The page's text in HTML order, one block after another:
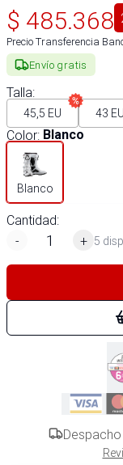
$ 485.368
Precio Transferencia
Envío gratis
Talla:
45,5 EU 43 EU
Color: Blanco
Blanco
Cantidad:
-
+ 5